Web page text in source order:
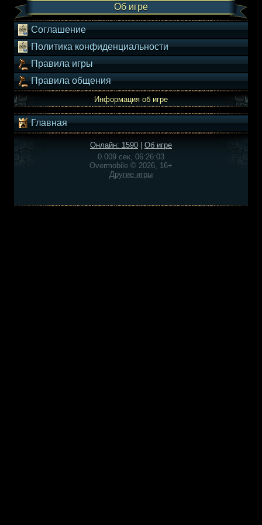
Об игре
Соглашение
Политика конфиденциальности
Правила игры
Правила общения
Информация об игре
Главная
Онлайн: 1590
Об игре
0.009 сек, 06:26:03
Overmobile © 2026, 16+
Другие игры